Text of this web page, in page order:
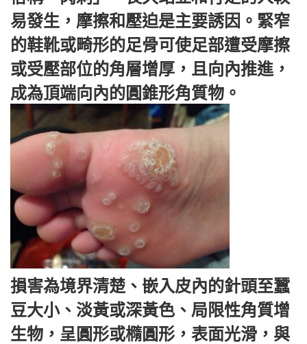
易發生，摩擦和壓迫是主要誘因。緊窄
的鞋靴或畸形的足骨可使足部遭受摩擦
或受壓部位的角層增厚，且向內推進，
成為頂端向內的圓錐形角質物。
損害為境界清楚、嵌入皮內的針頭至蠶
豆大小、淡黃或深黃色、局限性角質增
生物，呈圓形或橢圓形，表面光滑，與